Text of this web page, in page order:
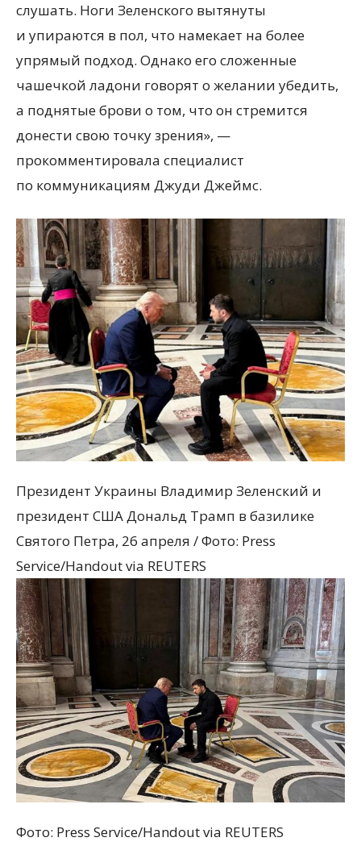
слушать. Ноги Зеленского вытянуты
и упираются в пол, что намекает на более
упрямый подход. Однако его сложенные
чашечкой ладони говорят о желании убедить,
а поднятые брови о том, что он стремится
донести свою точку зрения», —
прокомментировала специалист
по коммуникациям Джуди Джеймс.
Президент Украины Владимир Зеленский и
президент США Дональд Трамп в базилике
Святого Петра, 26 апреля / Фото: Press
Service/Handout via REUTERS
Фото: Press Service/Handout via REUTERS